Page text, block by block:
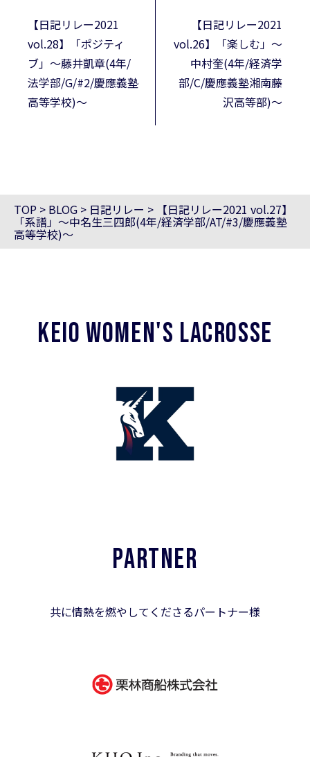
【日記リレー2021
vol.28】「ポジティ
ブ」〜藤井凱章(4年/
法学部/G/#2/慶應義塾
高等学校)〜
【日記リレー2021
vol.26】「楽しむ」〜
中村奎(4年/経済学
部/C/慶應義塾湘南藤
沢高等部)〜
TOP > BLOG > 日記リレー > 【日記リレー2021 vol.27】
「系譜」〜中名生三四郎(4年/経済学部/AT/#3/慶應義塾
高等学校)〜
KEIO WOMEN'S LACROSSE
PARTNER
共に情熱を燃やしてくださるパートナー様